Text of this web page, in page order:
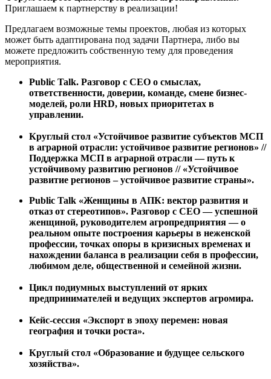
Приглашаем к партнерству в реализации!
Предлагаем возможные темы проектов, любая из которых
может быть адаптирована под задачи Партнера, либо вы
можете предложить собственную тему для проведения
мероприятия.
Public Talk. Разговор с CEO о смыслах,
ответственности, доверии, команде, смене бизнес-
моделей, роли HRD, новых приоритетах в
управлении.
Круглый стол «Устойчивое развитие субъектов МСП
в аграрной отрасли: устойчивое развитие регионов» //
Поддержка МСП в аграрной отрасли — путь к
устойчивому развитию регионов // «Устойчивое
развитие регионов – устойчивое развитие страны».
Public Talk «Женщины в АПК: вектор развития и
отказ от стереотипов». Разговор с CEO — успешной
женщиной, руководителем агропредприятия — о
реальном опыте построения карьеры в неженской
профессии, точках опоры в кризисных временах и
нахождении баланса в реализации себя в профессии,
любимом деле, общественной и семейной жизни.
Цикл подиумных выступлений от ярких
предпринимателей и ведущих экспертов агромира.
Кейс-сессия «Экспорт в эпоху перемен: новая
география и точки роста».
Круглый стол «Образование и будущее сельского
хозяйства».